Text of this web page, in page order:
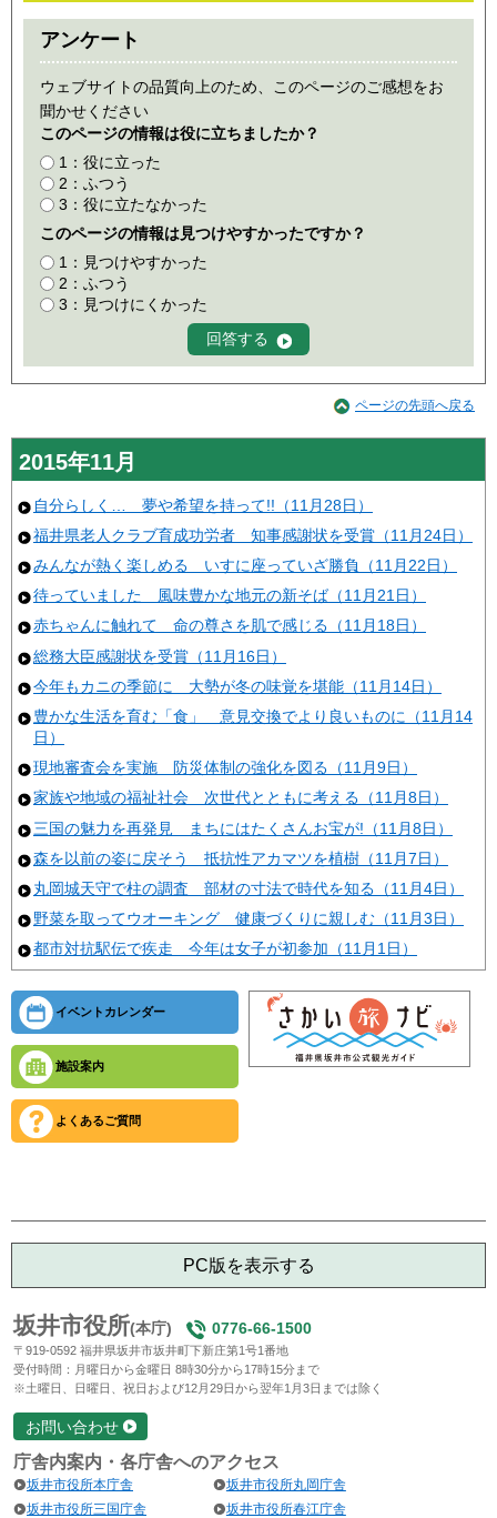
アンケート
ウェブサイトの品質向上のため、このページのご感想をお
聞かせください
このページの情報は役に立ちましたか？
1：役に立った
2：ふつう
3：役に立たなかった
このページの情報は見つけやすかったですか？
1：見つけやすかった
2：ふつう
3：見つけにくかった
ページの先頭へ戻る
2015年11月
自分らしく… 夢や希望を持って!!（11月28日）
福井県老人クラブ育成功労者 知事感謝状を受賞（11月24日）
みんなが熱く楽しめる いすに座っていざ勝負（11月22日）
待っていました 風味豊かな地元の新そば（11月21日）
赤ちゃんに触れて 命の尊さを肌で感じる（11月18日）
総務大臣感謝状を受賞（11月16日）
今年もカニの季節に 大勢が冬の味覚を堪能（11月14日）
豊かな生活を育む「食」 意見交換でより良いものに（11月14
日）
現地審査会を実施 防災体制の強化を図る（11月9日）
家族や地域の福祉社会 次世代とともに考える（11月8日）
三国の魅力を再発見 まちにはたくさんお宝が!（11月8日）
森を以前の姿に戻そう 抵抗性アカマツを植樹（11月7日）
丸岡城天守で柱の調査 部材の寸法で時代を知る（11月4日）
野菜を取ってウオーキング 健康づくりに親しむ（11月3日）
都市対抗駅伝で疾走 今年は女子が初参加（11月1日）
イベントカレンダー
施設案内
よくあるご質問
PC版を表示する
坂井市役所(本庁) 0776-66-1500
〒919-0592 福井県坂井市坂井町下新庄第1号1番地
受付時間：月曜日から金曜日 8時30分から17時15分まで
※土曜日、日曜日、祝日および12月29日から翌年1月3日までは除く
お問い合わせ
庁舎内案内・各庁舎へのアクセス
坂井市役所本庁舎
坂井市役所丸岡庁舎
坂井市役所三国庁舎
坂井市役所春江庁舎